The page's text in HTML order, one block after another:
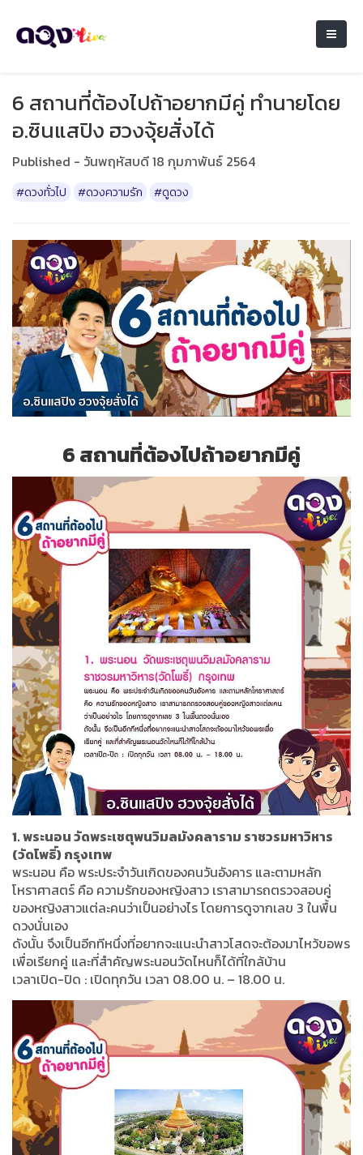
6 สถานที่ต้องไปถ้าอยากมีคู่ ทำนายโดย
อ.ซินแสปิง ฮวงจุ้ยสั่งได้
Published - วันพฤหัสบดี 18 กุมภาพันธ์ 2564
#ดวงทั่วไป #ดวงความรัก #ดูดวง
6 สถานที่ต้องไปถ้าอยากมีคู่
1. พระนอน วัดพระเชตุพนวิมลมังคลาราม ราชวรมหาวิหาร
(วัดโพธิ์) กรุงเทพ
พระนอน คือ พระประจำวันเกิดของคนวันอังคาร และตามหลัก
โหราศาสตร์ คือ ความรักของหญิงสาว เราสามารถตรวจสอบคู่
ของหญิงสาวแต่ละคนว่าเป็นอย่างไร โดยการดูจากเลข 3 ในพื้น
ดวงนั่นเอง
ดังนั้น จึงเป็นอีกทีหนึ่งที่อยากจะแนะนำสาวโสดจะต้องมาไหว้ขอพร
เพื่อเรียกคู่ และที่สำคัญพระนอนวัดไหนก็ได้ที่ใกล้บ้าน
เวลาเปิด-ปิด : เปิดทุกวัน เวลา 08.00 น. – 18.00 น.